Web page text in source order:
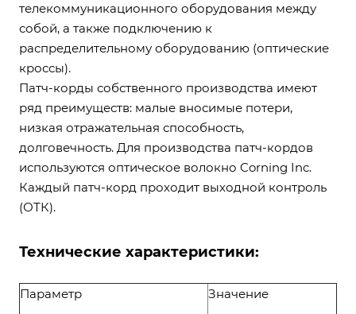
телекоммуникационного оборудования между
собой, а также подключению к
распределительному оборудованию (оптические
кроссы).
Патч-корды собственного производства имеют
ряд преимуществ: малые вносимые потери,
низкая отражательная способность,
долговечность. Для производства патч-кордов
используются оптическое волокно Corning Inc.
Каждый патч-корд проходит выходной контроль
(ОТК).
Технические характеристики:
Параметр Значение